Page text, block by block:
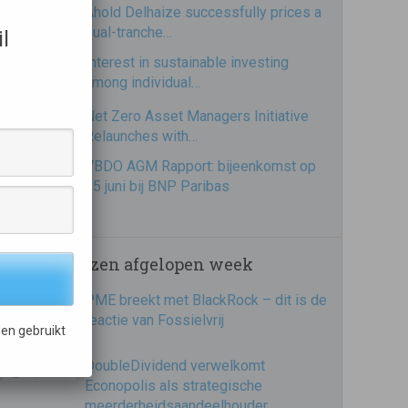
Ahold Delhaize successfully prices a
dual-tranche…
Interest in sustainable investing
among individual…
Net Zero Asset Managers Initiative
Relaunches with…
VBDO AGM Rapport: bijeenkomst op
25 juni bij BNP Paribas
Meest gelezen afgelopen week
PME breekt met BlackRock – dit is de
reactie van Fossielvrij
DoubleDividend verwelkomt
Econopolis als strategische
gebruikt